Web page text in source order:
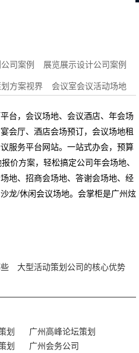
司案例
展览展示设计公司案例
方案视界 会议室会议活动场地
台，会议场地、会议酒店、年会场
会厅、酒店会场预订，会议场地租
服务平台网站。一站式办会，预算
价方案，轻松搞定公司年会场地、
地、招商会场地、答谢会场地、经
龙/休闲会议场地。会掌柜是广州炫
大型活动策划公司的核心优势
划
广州高峰论坛策划
划 广州会务公司